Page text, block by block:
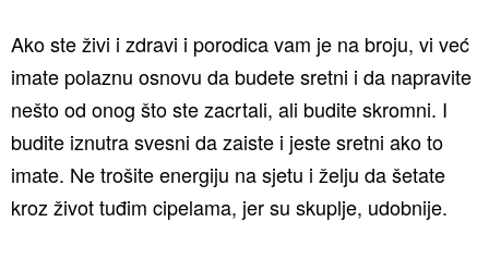
Ako ste živi i zdravi i porodica vam je na broju, vi već
imate polaznu osnovu da budete sretni i da napravite
nešto od onog što ste zacrtali, ali budite skromni. I
budite iznutra svesni da zaiste i jeste sretni ako to
imate. Ne trošite energiju na sjetu i želju da šetate
kroz život tuđim cipelama, jer su skuplje, udobnije.